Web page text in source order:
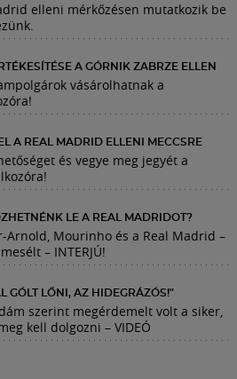
elleni mérkőzésen mutatkozik be
A GÓRNIK ZABRZE ELLEN
vásárolhatnak a
A REAL MADRID ELLENI MECCSRE
és vegye meg jegyét a
LE A REAL MADRIDOT?
Arnold, Mourinho és a Real Madrid –
– INTERJÚ!
GÓLT LŐNI, AZ HIDEGRÁZÓS!"
szerint megérdemelt volt a siker,
kell dolgozni – VIDEÓ